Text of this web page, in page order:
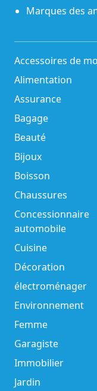
Marques des
Accessoires de
Alimentation
Assurance
Bagage
Beauté
Bijoux
Boisson
Chaussures
Concessionnaire
automobile
Cuisine
Décoration
électroménager
Environnement
Femme
Garagiste
Immobilier
Jardin